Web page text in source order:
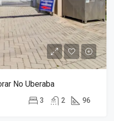
No Uberaba
3 2 96